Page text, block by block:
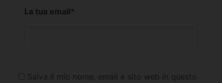
La tua email*
Salva il mio nome, email e sito web in questo